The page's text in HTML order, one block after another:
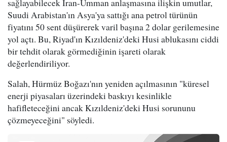
Suudi Arabistan'ın Asya'ya sattığı ana petrol türünün
fiyatını 50 sent düşürerek varil başına 2 dolar gerilemesine
yol açtı. Bu, Riyad'ın Kızıldeniz'deki Husi ablukasını ciddi
bir tehdit olarak görmediğinin işareti olarak
değerlendiriliyor.
Salah, Hürmüz Boğazı'nın yeniden açılmasının "küresel
enerji piyasaları üzerindeki baskıyı kesinlikle
hafifleteceğini ancak Kızıldeniz'deki Husi sorununu
çözmeyeceğini" söyledi.